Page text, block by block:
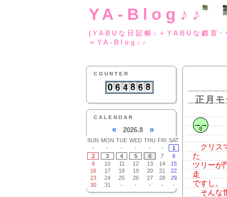
YA-Blog♪♪
(YABUな日記帳♪
＝YA-Blog♪♪
COUNTER
CALENDAR
« 2026.8 »
SUN MON TUE WED THU FRI SAT
-
- - - - -
1
2
3 4 5 6 7
8
9
10 11 12 13 14
15
16
17 18 19 20 21
22
23
24 25 26 27 28
29
30
31 - - - - -
正月
クリス
た
ツリーが
走
ですし。
そんな